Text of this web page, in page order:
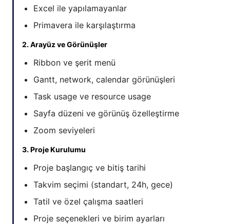
Excel ile yapılamayanlar
Primavera ile karşılaştırma
2. Arayüz ve Görünüşler
Ribbon ve şerit menü
Gantt, network, calendar görünüşleri
Task usage ve resource usage
Sayfa düzeni ve görünüş özelleştirme
Zoom seviyeleri
3. Proje Kurulumu
Proje başlangıç ve bitiş tarihi
Takvim seçimi (standart, 24h, gece)
Tatil ve özel çalışma saatleri
Proje seçenekleri ve birim ayarları